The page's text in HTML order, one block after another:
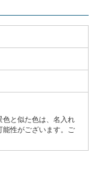
色と似た色は、名入れ
能性がございます。ご